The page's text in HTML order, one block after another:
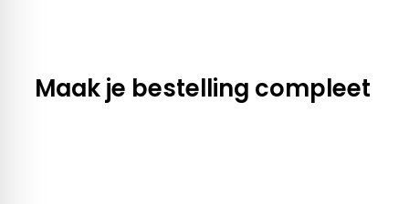
Maak je bestelling compleet